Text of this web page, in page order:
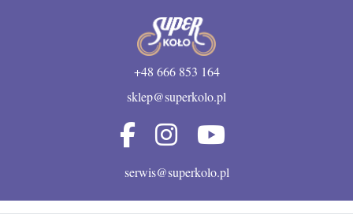
+48 666 853 164
sklep@superkolo.pl
serwis@superkolo.pl